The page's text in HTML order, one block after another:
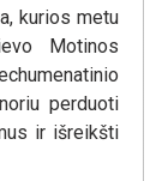
kurios metu
Motinos
perduoti
ir išreikšti